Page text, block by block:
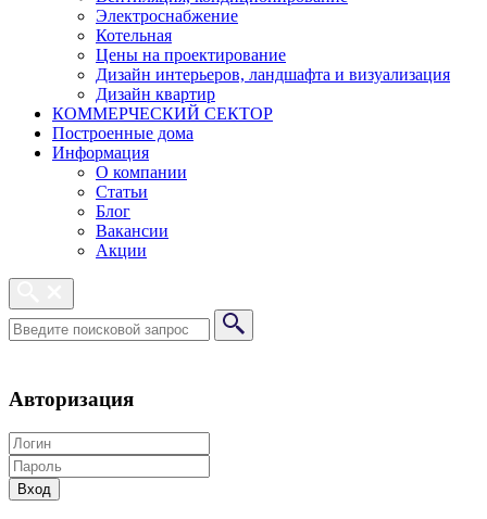
Электроснабжение
Котельная
Цены на проектирование
Дизайн интерьеров, ландшафта и визуализация
Дизайн квартир
КОММЕРЧЕСКИЙ СЕКТОР
Построенные дома
Информация
О компании
Статьи
Блог
Вакансии
Акции
Авторизация
Вход